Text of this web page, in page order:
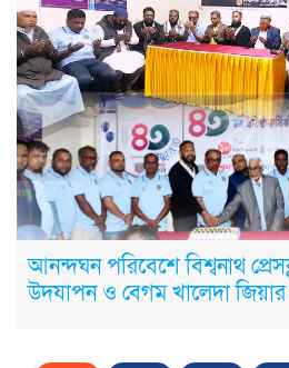
আনন্দঘন পরিবেশে বিশ্বনাথ
উদযাপন ও বেগম খালেদা